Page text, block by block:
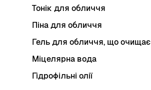
Тонік для обличчя
Піна для обличчя
Гель для обличчя, що очищає
Міцелярна вода
Гідрофільні олії